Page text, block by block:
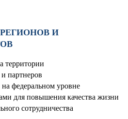
И
территории
партнеров
федеральном уровне
для повышения качества жизни
сотрудничества